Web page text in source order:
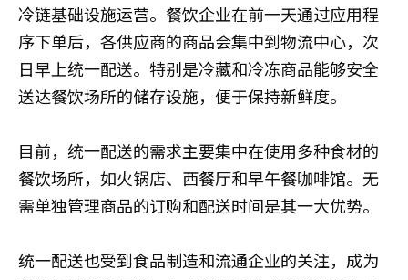
冷链基础设施运营。餐饮企业在前一天通过应用程
序下单后，各供应商的商品会集中到物流中心，次
日早上统一配送。特别是冷藏和冷冻商品能够安全
送达餐饮场所的储存设施，便于保持新鲜度。
目前，统一配送的需求主要集中在使用多种食材的
餐饮场所，如火锅店、西餐厅和早午餐咖啡馆。无
需单独管理商品的订购和配送时间是其一大优势。
统一配送也受到食品制造和流通企业的关注，成为